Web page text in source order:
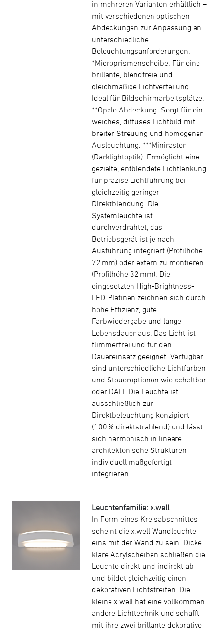
in mehreren Varianten erhältlich –
mit verschiedenen optischen
Abdeckungen zur Anpassung an
unterschiedliche
Beleuchtungsanforderungen:
*Microprismenscheibe: Für eine
brillante, blendfreie und
gleichmäßige Lichtverteilung.
Ideal für Bildschirmarbeitsplätze.
**Opale Abdeckung: Sorgt für ein
weiches, diffuses Lichtbild mit
breiter Streuung und homogener
Ausleuchtung. ***Miniraster
(Darklightoptik): Ermöglicht eine
gezielte, entblendete Lichtlenkung
für präzise Lichtführung bei
gleichzeitig geringer
Direktblendung. Die
Systemleuchte ist
durchverdrahtet, das
Betriebsgerät ist je nach
Ausführung integriert (Profilhöhe
72 mm) oder extern zu montieren
(Profilhöhe 32 mm). Die
eingesetzten High-Brightness-
LED-Platinen zeichnen sich durch
hohe Effizienz, gute
Farbwiedergabe und lange
Lebensdauer aus. Das Licht ist
flimmerfrei und für den
Dauereinsatz geeignet. Verfügbar
sind unterschiedliche Lichtfarben
und Steueroptionen wie schaltbar
oder DALI. Die Leuchte ist
ausschließlich zur
Direktbeleuchtung konzipiert
(100 % direktstrahlend) und lässt
sich harmonisch in lineare
architektonische Strukturen
individuell maßgefertigt
integrieren
Leuchtenfamilie: x.well
In Form eines Kreisabschnittes
scheint die x.well Wandleuchte
eins mit der Wand zu sein. Dicke
klare Acrylscheiben schließen die
Leuchte direkt und indirekt ab
und bildet gleichzeitig einen
dekorativen Lichtstreifen. Die
kleine x.well hat eine vollkommen
andere Lichttechnik und schafft
mit ihre zwei brillante dekorative